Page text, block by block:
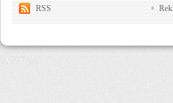
RSS